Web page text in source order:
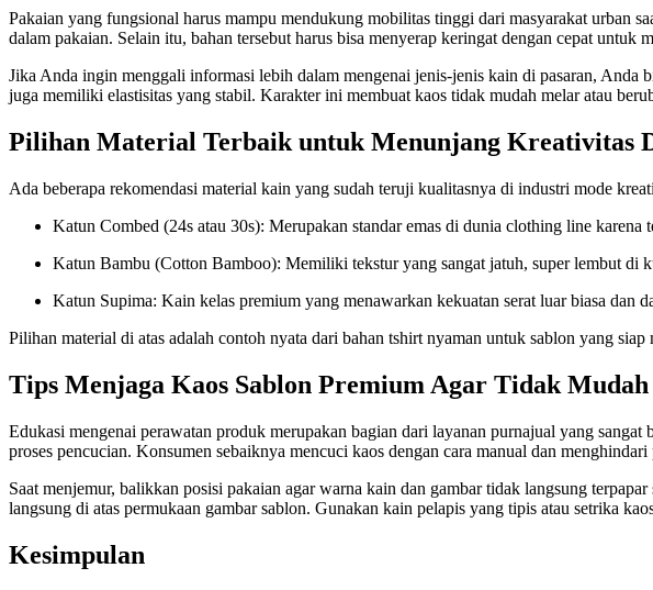
Pakaian yang fungsional harus mampu mendukung mobilitas tinggi dari masyarakat urban
dalam pakaian. Selain itu, bahan tersebut harus bisa menyerap keringat dengan cepat untuk
Jika Anda ingin menggali informasi lebih dalam mengenai jenis-jenis kain di pasaran, Anda
juga memiliki elastisitas yang stabil. Karakter ini membuat kaos tidak mudah melar atau
Pilihan Material Terbaik untuk Menunjang Kreativitas
Ada beberapa rekomendasi material kain yang sudah teruji kualitasnya di industri mode
Katun Combed (24s atau 30s): Merupakan standar emas di dunia clothing line
Katun Bambu (Cotton Bamboo): Memiliki tekstur yang sangat jatuh, super lembut di
Katun Supima: Kain kelas premium yang menawarkan kekuatan serat luar biasa dan
Pilihan material di atas adalah contoh nyata dari bahan tshirt nyaman untuk sablon yang
Tips Menjaga Kaos Sablon Premium Agar Tidak Mudah
Edukasi mengenai perawatan produk merupakan bagian dari layanan purnajual yang
proses pencucian. Konsumen sebaiknya mencuci kaos dengan cara manual dan
Saat menjemur, balikkan posisi pakaian agar warna kain dan gambar tidak langsung
langsung di atas permukaan gambar sablon. Gunakan kain pelapis yang tipis atau setrika
Kesimpulan